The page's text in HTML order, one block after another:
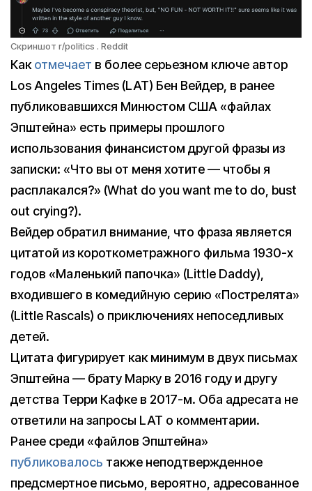
Cкриншот r/politics . Reddit
Какотмечает в более серьезном ключе автор
Los Angeles Times (LAT) Бен Вейдер, в ранее
публиковавшихся Минюстом США «файлах
Эпштейна» есть примеры прошлого
использования финансистом другой фразы из
записки: «Что вы от меня хотите — чтобы я
расплакался?» (What do you want me to do, bust
out crying?).
Вейдер обратил внимание, что фраза является
цитатой из короткометражного фильма 1930-х
годов «Маленький папочка» (Little Daddy),
входившего в комедийную серию «Пострелята»
(Little Rascals) о приключениях непоседливых
детей.
Цитата фигурирует как минимум в двух письмах
Эпштейна — брату Марку в 2016 году и другу
детства Терри Кафке в 2017-м. Оба адресата не
ответили на запросы LAT о комментарии.
Ранее среди «файлов Эпштейна»
публиковалось также неподтвержденное
предсмертное письмо, вероятно, адресованное